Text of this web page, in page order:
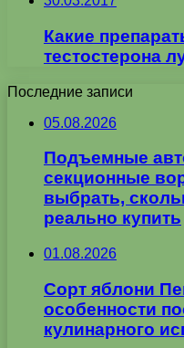
Какие
тестостерона
Последние записи
05.08.2026
Подъемные
секционные
выбрать,
реально купить
01.08.2026
Сорт яблони
особенности
кулинарного